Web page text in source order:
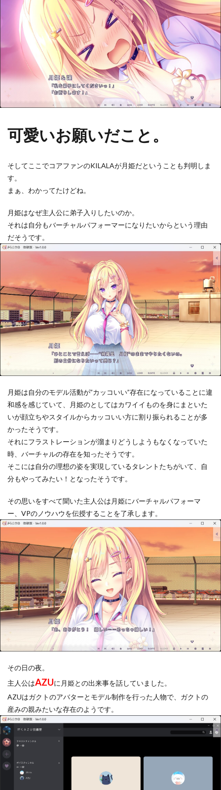
可愛いお願いだこと。
そしてここでコアファンのKILALAが月姫だということも判明しま
す。
まぁ、わかってたけどね。
月姫はなぜ主人公に弟子入りしたいのか。
それは自分もバーチャルパフォーマーになりたいからという理由
だそうです。
月姫は自分のモデル活動が”カッコいい”存在になっていることに違
和感を感じていて、月姫のとしてはカワイイものを身にまといた
いが顔立ちやスタイルからカッコいい方に割り振られることが多
かったそうです。
それにフラストレーションが溜まりどうしようもなくなっていた
時、バーチャルの存在を知ったそうです。
そこには自分の理想の姿を実現しているタレントたちがいて、自
分もやってみたい！となったそうです。
その思いをすべて聞いた主人公は月姫にバーチャルパフォーマ
ー、VPのノウハウを伝授することを了承します。
その日の夜。
主人公はAZUに月姫との出来事を話していました。
AZUはガクトのアバターとモデル制作を行った人物で、ガクトの
産みの親みたいな存在のようです。